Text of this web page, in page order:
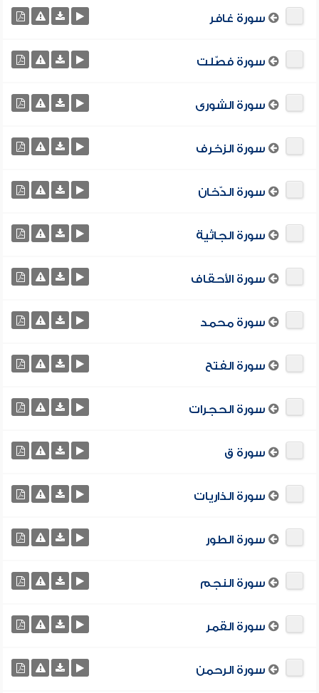
سورة غافر
سورة فصّلت
سورة الشورى
سورة الزخرف
سورة الدّخان
سورة الجاثية
سورة الأحقاف
سورة محمد
سورة الفتح
سورة الحجرات
سورة ق
سورة الذاريات
سورة الطور
سورة النجم
سورة القمر
سورة الرحمن